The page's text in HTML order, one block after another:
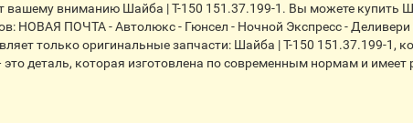
вашему вниманию Шайба | Т-150 151.37.199-1. Вы можете купить
НОВАЯ ПОЧТА - Автолюкс - Гюнсел - Ночной Экспресс -
только оригинальные запчасти: Шайба | Т-150 151.37.199-1,
деталь, которая изготовлена по современным нормам и